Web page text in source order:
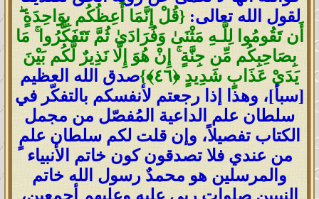
لقول الله تعالى: {قُلْ إِنَّمَا أَعِظُكُم بِوَاحِدَةٍۖ
أَن تَقُومُوا لِلَّـهِ مَثْنَىٰ وَفُرَادَىٰ ثُمَّ تَتَفَكَّرُواۚ مَا
بِصَاحِبِكُم مِّن جِنَّةٍۚ إِنْ هُوَ إِلَّا نَذِيرٌ لَّكُم بَيْنَ
يَدَيْ عَذَابٍ شَدِيدٍ ﴿٤٦﴾}صدق الله العظيم
[سبأ]، وهذا إذا رجعتم لأنفسكم بالتفكّر في
سلطان علم الداعية المُفصّل من مجمل
الكتاب تفصيلاً، وإن قلت لكم سلطان علمٍ
من عندي فلا تصدقون كون خاتم الأنبياء
والمرسلين هو محمدٌ رسول الله خاتم